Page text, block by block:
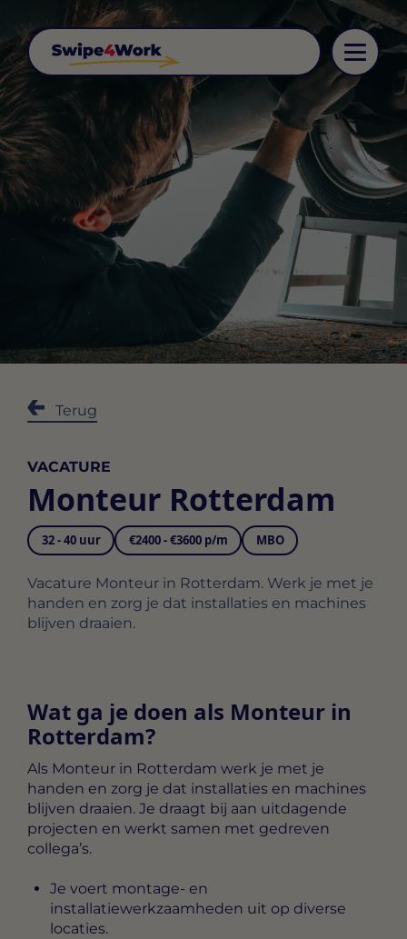
Terug
VACATURE
Monteur Rotterdam
32 - 40 uur €2400 - €3600 p/m MBO
Vacature Monteur in Rotterdam. Werk je met je
handen en zorg je dat installaties en machines
blijven draaien.
Wat ga je doen als Monteur in
Rotterdam?
Als Monteur in Rotterdam werk je met je
handen en zorg je dat installaties en machines
blijven draaien. Je draagt bij aan uitdagende
projecten en werkt samen met gedreven
collega’s.
Je voert montage- en
installatiewerkzaamheden uit op diverse
locaties.